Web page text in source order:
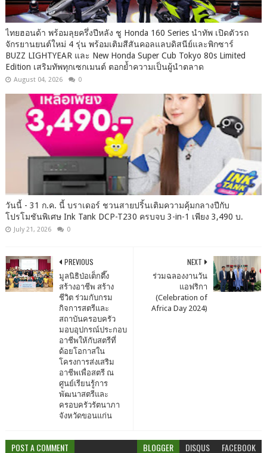
ไทยฮอนด้า พร้อมลุยครึ่งปีหลัง ชู Honda 160 Series นำทัพ เปิดตัวรถ
จักรยานยนต์ใหม่ 4 รุ่น พร้อมเติมสีสันคอลแลบดิสนีย์และพิกซาร์
BUZZ LIGHTYEAR และ New Honda Super Cub Tokyo 80s Limited
Edition เสริมทัพทุกเซกเมนต์ ตอกย้ำความเป็นผู้นำตลาด
August 04, 2026 0
วันนี้ - 31 ก.ค. นี้ บราเดอร์ ชวนสายปริ้นเติมความคุ้มกลางปีกับ
โปรโมชันพิเศษ Ink Tank DCP-T230 ครบจบ 3-in-1 เพียง 3,490 บ.
July 21, 2026 0
NEXT
ร่วมฉลองงานวัน
แอฟริกา
(Celebration of
Africa Day 2024)
PREVIOUS
มูลนิธิป่อเต็กตึ๊ง
สร้างอาชีพ สร้าง
ชีวิต ร่วมกับกรม
กิจการสตรีและ
สถาบันครอบครัว
มอบอุปกรณ์ประกอบ
อาชีพให้กับสตรีที่
ด้อยโอกาสใน
โครงการส่งเสริม
อาชีพเพื่อสตรี ณ
ศูนย์เรียนรู้การ
พัฒนาสตรีและ
ครอบครัวรัตนาภา
จังหวัดขอนแก่น
POST A COMMENT BLOGGER DISQUS FACEBOOK